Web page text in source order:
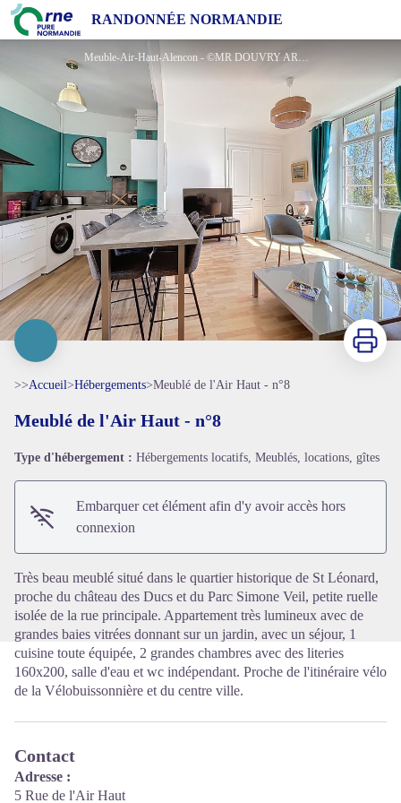
RANDONNÉE NORMANDIE
Meublé de l'Air Haut - n°8
Meuble-Air-Haut-Alencon - ©MR DOUVRY ARNAUD
Voir l'image en plein écran
Imprimer
>>Accueil>Hébergements>Meublé de l'Air Haut - n°8
Meublé de l'Air Haut - n°8
Type d'hébergement : Hébergements locatifs, Meublés, locations, gîtes
Embarquer cet élément afin d'y avoir accès hors
connexion
Très beau meublé situé dans le quartier historique de St Léonard,
proche du château des Ducs et du Parc Simone Veil, petite ruelle
isolée de la rue principale. Appartement très lumineux avec de
grandes baies vitrées donnant sur un jardin, avec un séjour, 1
cuisine toute équipée, 2 grandes chambres avec des literies
160x200, salle d'eau et wc indépendant. Proche de l'itinéraire vélo
de la Vélobuissonnière et du centre ville.
Contact
Adresse :
5 Rue de l'Air Haut